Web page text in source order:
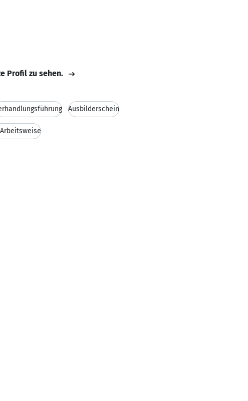
Profil zu sehen.
Ausbilderschein